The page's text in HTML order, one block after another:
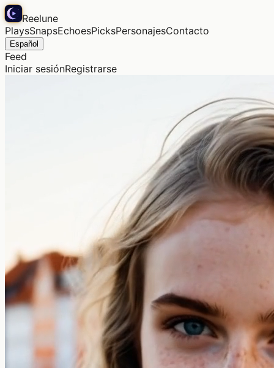
Reelune
PlaysSnapsEchoesPicksPersonajesContacto
Español
Feed
Iniciar sesiónRegistrarse